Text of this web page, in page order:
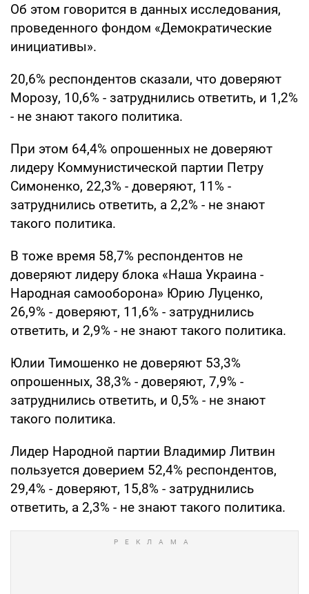
Об этом говорится в данных исследования,
проведенного фондом «Демократические
инициативы».
20,6% респондентов сказали, что доверяют
Морозу, 10,6% - затруднились ответить, и 1,2%
- не знают такого политика.
При этом 64,4% опрошенных не доверяют
лидеру Коммунистической партии Петру
Симоненко, 22,3% - доверяют, 11% -
затруднились ответить, а 2,2% - не знают
такого политика.
В тоже время 58,7% респондентов не
доверяют лидеру блока «Наша Украина -
Народная самооборона» Юрию Луценко,
26,9% - доверяют, 11,6% - затруднились
ответить, и 2,9% - не знают такого политика.
Юлии Тимошенко не доверяют 53,3%
опрошенных, 38,3% - доверяют, 7,9% -
затруднились ответить, и 0,5% - не знают
такого политика.
Лидер Народной партии Владимир Литвин
пользуется доверием 52,4% респондентов,
29,4% - доверяют, 15,8% - затруднились
ответить, а 2,3% - не знают такого политика.